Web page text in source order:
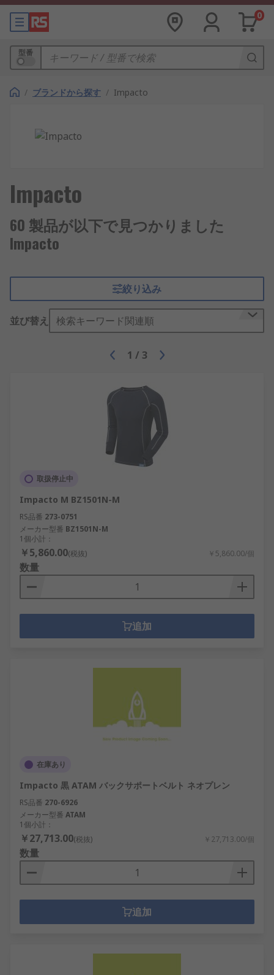
0
型番
/ ブランドから探す / Impacto
Impacto
60 製品が以下で見つかりました
Impacto
絞り込み
並び替え 検索キーワード関連順
1 / 3
取扱停止中
Impacto M BZ1501N-M
RS品番 273-0751
メーカー型番 BZ1501N-M
1個小計：
￥5,860.00(税抜) ￥5,860.00/個
数量
追加
在庫あり
Impacto 黒 ATAM バックサポートベルト ネオプレン
RS品番 270-6926
メーカー型番 ATAM
1個小計：
￥27,713.00(税抜) ￥27,713.00/個
数量
追加